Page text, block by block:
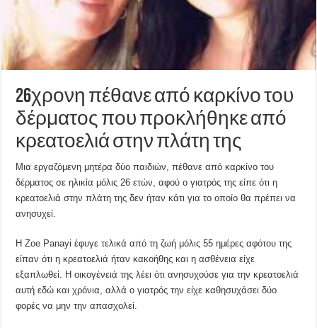
26χρονη πέθανε από καρκίνο του
δέρματος που προκλήθηκε από
κρεατοελιά στην πλάτη της
Μια εργαζόμενη μητέρα δύο παιδιών, πέθανε από καρκίνο του
δέρματος σε ηλικία μόλις 26 ετών, αφού ο γιατρός της είπε ότι η
κρεατοελιά στην πλάτη της δεν ήταν κάτι για το οποίο θα πρέπει να
ανησυχεί.
Η Zoe Panayi έφυγε τελικά από τη ζωή μόλις 55 ημέρες αφότου της
είπαν ότι η κρεατοελιά ήταν κακοήθης και η ασθένεια είχε
εξαπλωθεί. Η οικογένειά της λέει ότι ανησυχούσε για την κρεατοελιά
αυτή εδώ και χρόνια, αλλά ο γιατρός την είχε καθησυχάσει δύο
φορές να μην την απασχολεί.